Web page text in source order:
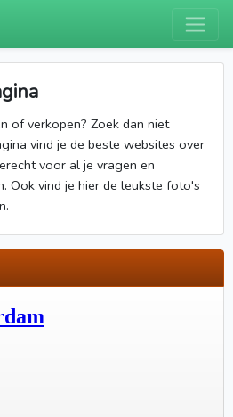
of verkopen? Zoek dan niet
vind je de beste websites over
voor al je vragen en
Ook vind je hier de leukste foto's